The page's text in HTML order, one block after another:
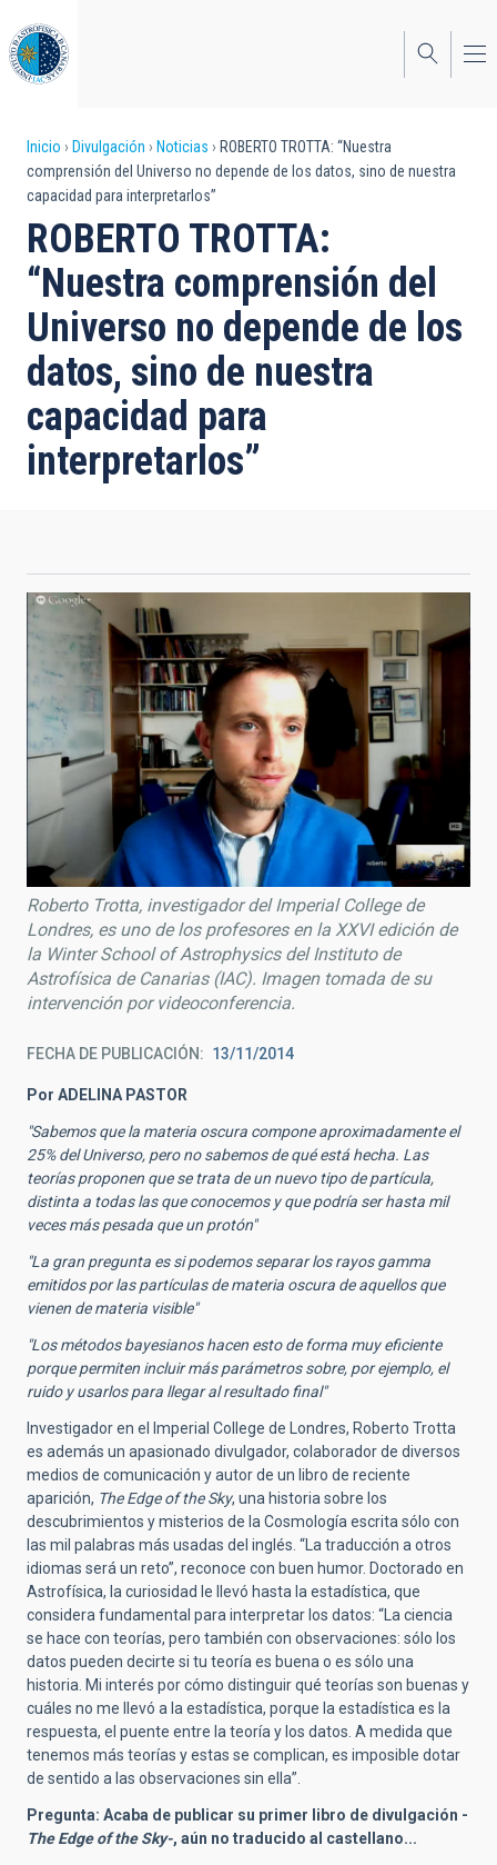
al
contenido
principal
Sobrescribir
enlaces
de
ayuda
a
la
navegación
Inicio Divulgación Noticias
ROBERTO TROTTA: “Nuestra
comprensión del Universo no depende de los datos, sino de nuestra
capacidad para interpretarlos”
ROBERTO TROTTA:
“Nuestra comprensión del
Universo no depende de los
datos, sino de nuestra
capacidad para
interpretarlos”
Roberto Trotta, investigador del Imperial College de
Londres, es uno de los profesores en la XXVI edición de
la Winter School of Astrophysics del Instituto de
Astrofísica de Canarias (IAC). Imagen tomada de su
intervención por videoconferencia.
FECHA DE PUBLICACIÓN 13/11/2014
Por ADELINA PASTOR
"Sabemos que la materia oscura compone aproximadamente el
25% del Universo, pero no sabemos de qué está hecha. Las
teorías proponen que se trata de un nuevo tipo de partícula,
distinta a todas las que conocemos y que podría ser hasta mil
veces más pesada que un protón"
"La gran pregunta es si podemos separar los rayos gamma
emitidos por las partículas de materia oscura de aquellos que
vienen de materia visible"
"Los métodos bayesianos hacen esto de forma muy eficiente
porque permiten incluir más parámetros sobre, por ejemplo, el
ruido y usarlos para llegar al resultado final"
Investigador en el Imperial College de Londres, Roberto Trotta
es además un apasionado divulgador, colaborador de diversos
medios de comunicación y autor de un libro de reciente
aparición, The Edge of the Sky, una historia sobre los
descubrimientos y misterios de la Cosmología escrita sólo con
las mil palabras más usadas del inglés. “La traducción a otros
idiomas será un reto”, reconoce con buen humor. Doctorado en
Astrofísica, la curiosidad le llevó hasta la estadística, que
considera fundamental para interpretar los datos: “La ciencia
se hace con teorías, pero también con observaciones: sólo los
datos pueden decirte si tu teoría es buena o es sólo una
historia. Mi interés por cómo distinguir qué teorías son buenas y
cuáles no me llevó a la estadística, porque la estadística es la
respuesta, el puente entre la teoría y los datos. A medida que
tenemos más teorías y estas se complican, es imposible dotar
de sentido a las observaciones sin ella”.
Pregunta: Acaba de publicar su primer libro de divulgación -
The Edge of the Sky-, aún no traducido al castellano...